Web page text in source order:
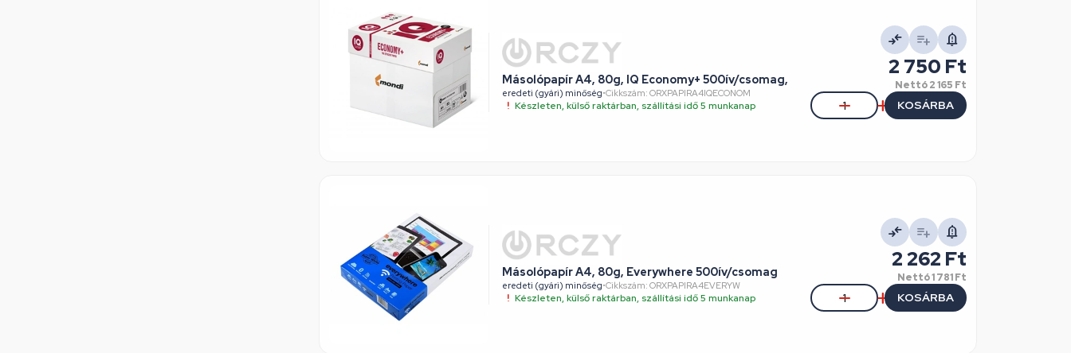
Másolópapír A4, 80g, IQ Economy+ 500ív/csomag,
eredeti (gyári) minőség•Cikkszám: ORXPAPIRA4IQECONOM
Készleten, külső raktárban, szállítási idő 5 munkanap
2 750 Ft
Nettó2 165 Ft
KOSÁRBA
Másolópapír A4, 80g, Everywhere 500ív/csomag
eredeti (gyári) minőség•Cikkszám: ORXPAPIRA4EVERYW
Készleten, külső raktárban, szállítási idő 5 munkanap
2 262 Ft
Nettó1 781 Ft
KOSÁRBA